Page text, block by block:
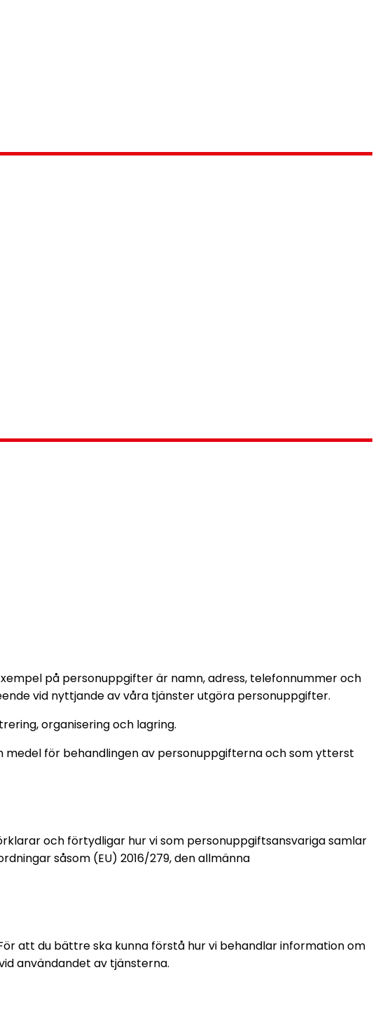
på personuppgifter är namn, adress, telefonnummer och
vid nyttjande av våra tjänster utgöra personuppgifter.
organisering och lagring.
för behandlingen av personuppgifterna och som ytterst
och förtydligar hur vi som personuppgiftsansvariga samlar
såsom (EU) 2016/279, den allmänna
att du bättre ska kunna förstå hur vi behandlar information om
användandet av tjänsterna.